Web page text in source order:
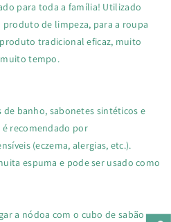
para toda a família! Utilizado
de limpeza, para a roupa
tradicional eficaz, muito
muito tempo.
de banho, sabonetes sintéticos e
recomendado por
(eczema, alergias, etc.).
espuma e pode ser usado como
a nódoa com o cubo de sabão